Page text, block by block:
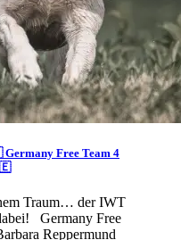
Free Team 4
Traum… der IWT
Germany Free
Reppermund